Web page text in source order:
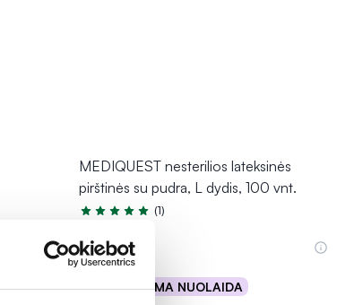
MEDIQUEST nesterilios lateksinės
pirštinės su pudra, L dydis, 100 vnt.
Įvertinimas 5.0 iš 5
(1)
8,69 €
% PAPILDOMA NUOLAIDA
Į krepšelį